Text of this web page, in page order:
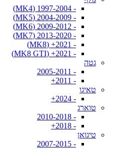
- 1997-2004 (MK4)
- 2004-2009 (MK5)
- 2009-2012 (MK6)
- 2013-2020 (MK7)
- 2021+ (MK8)
- 2021+ (MK8 GTI)
גטה
- 2005-2011
- 2011+
טאיגו
- 2024+
טוארג
- 2010-2018
- 2018+
טיגואן
- 2007-2015